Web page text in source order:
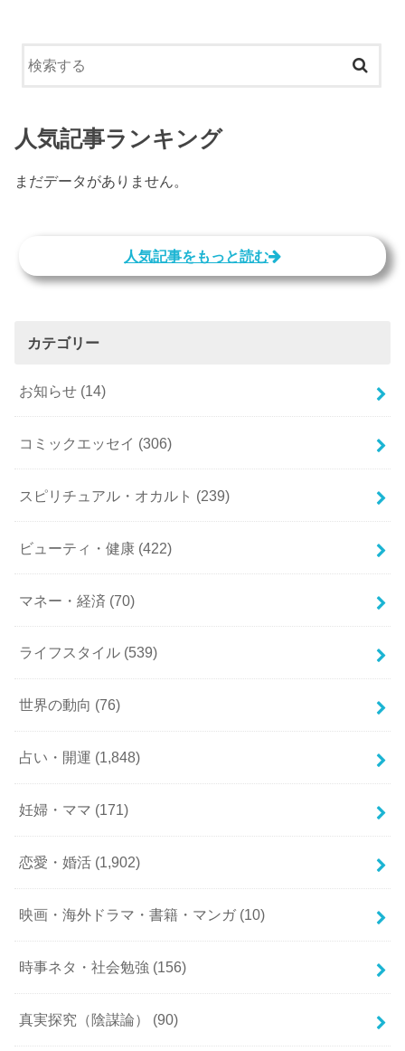
人気記事ランキング
まだデータがありません。
人気記事をもっと読む
カテゴリー
お知らせ (14)
コミックエッセイ (306)
スピリチュアル・オカルト (239)
ビューティ・健康 (422)
マネー・経済 (70)
ライフスタイル (539)
世界の動向 (76)
占い・開運 (1,848)
妊婦・ママ (171)
恋愛・婚活 (1,902)
映画・海外ドラマ・書籍・マンガ (10)
時事ネタ・社会勉強 (156)
真実探究（陰謀論） (90)